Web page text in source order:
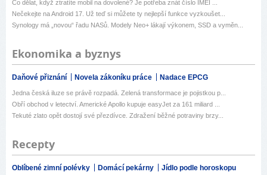
Co dělat, když ztratíte mobil na dovolené? Je potřeba znát číslo IMEI ...
Nečekejte na Android 17. Už teď si můžete ty nejlepší funkce vyzkoušet...
Synology má „novou“ řadu NASů. Modely Neo+ lákají výkonem, SSD a vyměn...
Ekonomika a byznys
Daňové přiznání Novela zákoníku práce Nadace EPCG
Jedna česká iluze se právě rozpadá. Zelená transformace je pojistkou p...
Obří obchod v letectví. Americké Apollo kupuje easyJet za 161 miliard ...
Tekuté zlato opět dostojí své přezdívce. Zdražení běžné potraviny brzy...
Recepty
Oblíbené zimní polévky Domácí pekárny Jídlo podle horoskopu